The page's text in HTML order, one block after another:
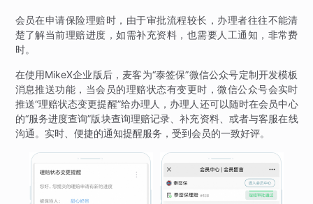
会员在申请保险理赔时，由于审批流程较长，办理者往往不能清
楚了解当前理赔进度，如需补充资料，也需要人工通知，非常费
时。
在使用MikeX企业版后，麦客为“泰签保”微信公众号定制开发模板
消息推送功能，当会员的理赔状态有变更时，微信公众号会实时
推送“理赔状态变更提醒”给办理人，办理人还可以随时在会员中心
的“服务进度查询”版块查询理赔记录、补充资料、或者与客服在线
沟通。实时、便捷的通知提醒服务，受到会员的一致好评。